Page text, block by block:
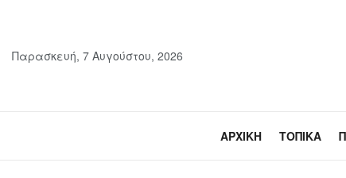
Παρασκευή, 7 Αυγούστου, 2026
ΑΡΧΙΚΉ ΤΟΠΙΚΆ